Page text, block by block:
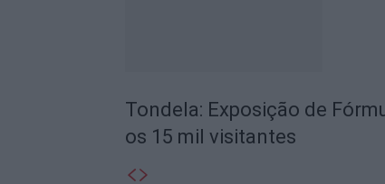
Tondela: Exposição de
os 15 mil visitantes